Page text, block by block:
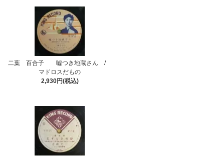
二葉 百合子 嘘つき地蔵さん /
マドロスだもの
2,930円(税込)